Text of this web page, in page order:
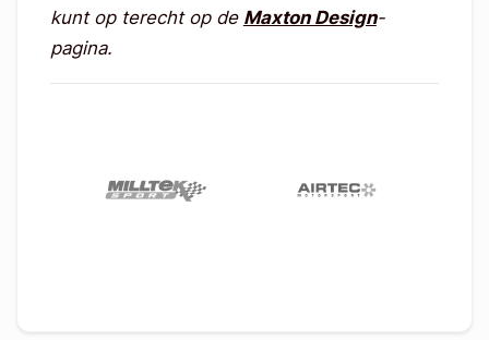
kunt op terecht op de Maxton Design-
pagina.